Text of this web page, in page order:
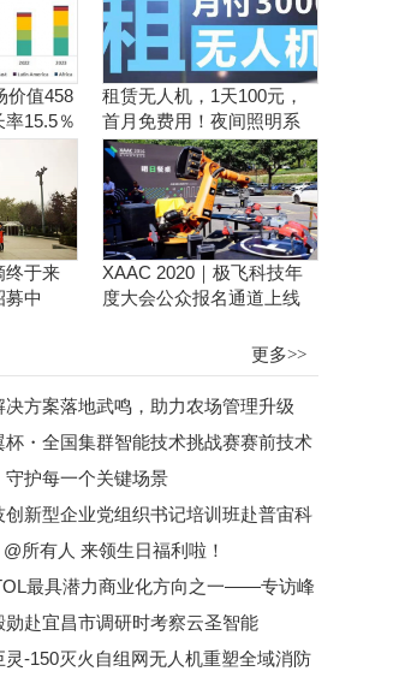
价值458
15.5％
租赁无人机，1天100元，
首月免费用！夜间照明系
统施工、抢险、应急救援
利器！
终于来
中
XAAC 2020｜极飞科技年
度大会公众报名通道上线
更多>>
方案落地武鸣，助力农场管理升级
・全国集群智能技术挑战赛赛前技术
护每一个关键场景
创新型企业党组织书记培训班赴普宙科
所有人 来领生日福利啦！
最具潜力商业化方向之一——专访峰
大咖谈
赴宜昌市调研时考察云圣智能
-150灭火自组网无人机重塑全域消防